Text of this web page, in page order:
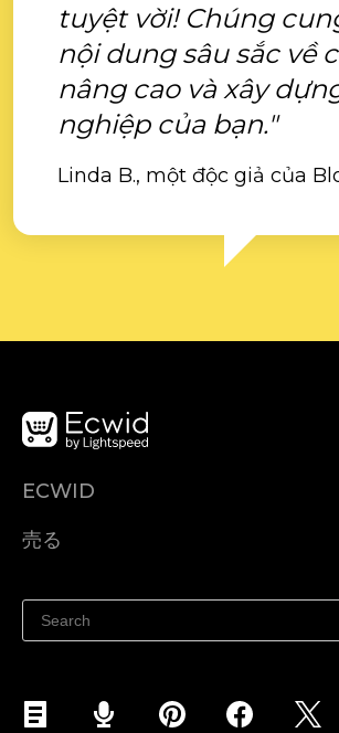
tuyệt vời! Chúng
nội dung sâu sắc về
nâng cao và xây
nghiệp của bạn."
Linda B., một độc giả của
ECWID
ヘルプセンター
売る
Facebookで販売する
Instagramで販売する